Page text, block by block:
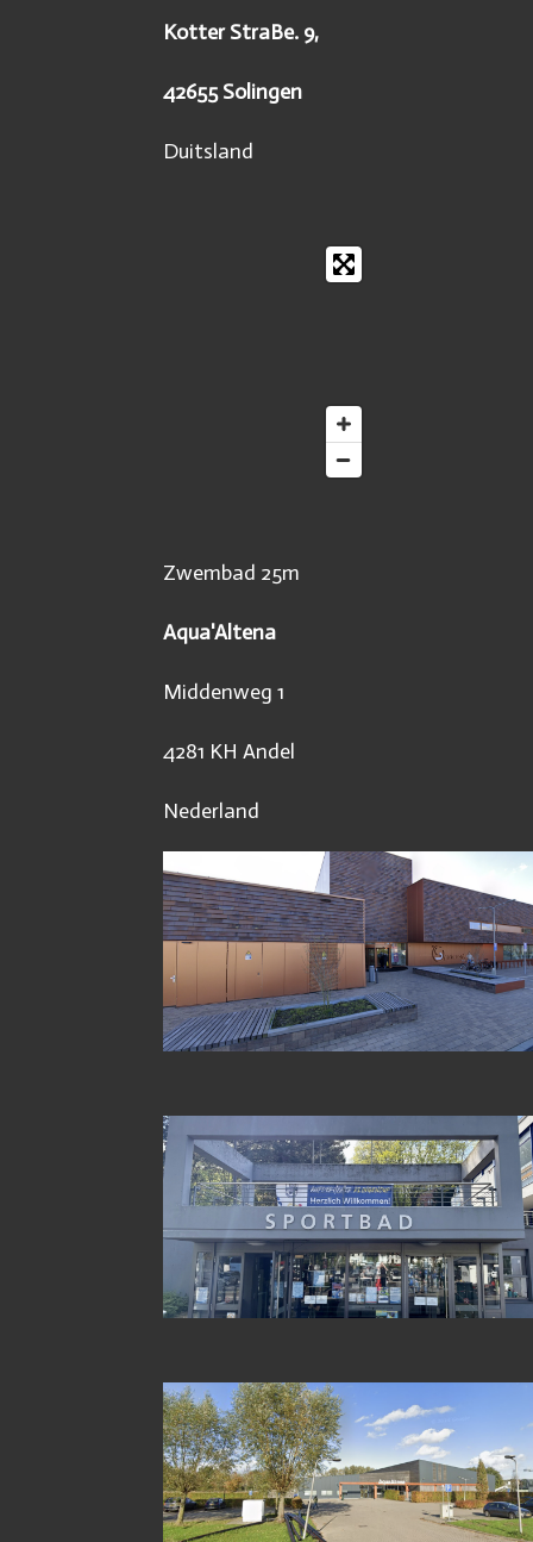
Kotter StraBe. 9,
42655 Solingen
Duitsland
Zwembad 25m
Aqua'Altena
Middenweg 1
4281 KH Andel
Nederland